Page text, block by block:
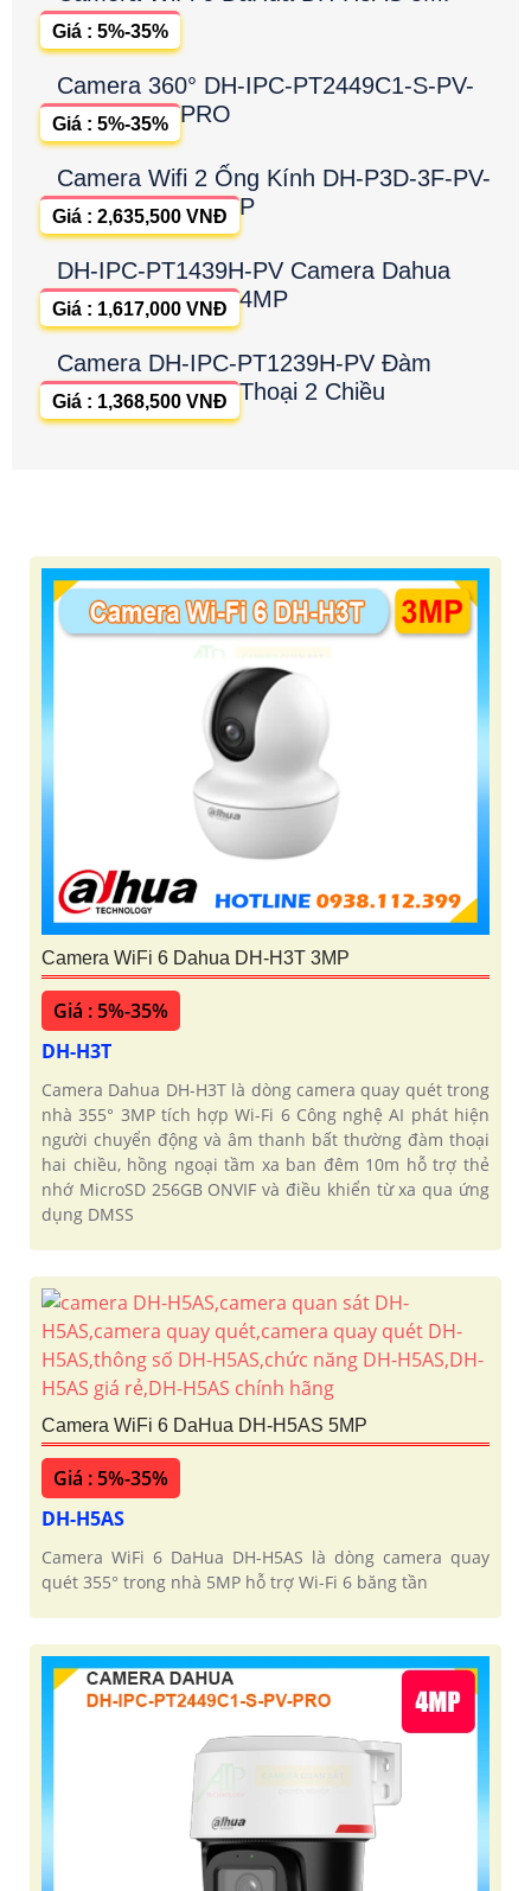
Giá : 5%-35%
Camera 360° DH-IPC-PT2449C1-S-PV-
PRO
Giá : 5%-35%
Camera Wifi 2 Ống Kính DH-P3D-3F-PV-
P
Giá : 2,635,500 VNĐ
DH-IPC-PT1439H-PV Camera Dahua
4MP
Giá : 1,617,000 VNĐ
Camera DH-IPC-PT1239H-PV Đàm
Thoại 2 Chiều
Giá : 1,368,500 VNĐ
Camera WiFi 6 Dahua DH-H3T 3MP
Giá : 5%-35%
DH-H3T
Camera Dahua DH-H3T là dòng camera quay quét trong
nhà 355° 3MP tích hợp Wi-Fi 6 Công nghệ AI phát hiện
người chuyển động và âm thanh bất thường đàm thoại
hai chiều, hồng ngoại tầm xa ban đêm 10m hỗ trợ thẻ
nhớ MicroSD 256GB ONVIF và điều khiển từ xa qua ứng
dụng DMSS
Camera WiFi 6 DaHua DH-H5AS 5MP
Giá : 5%-35%
DH-H5AS
Camera WiFi 6 DaHua DH-H5AS là dòng camera quay
quét 355° trong nhà 5MP hỗ trợ Wi-Fi 6 băng tần